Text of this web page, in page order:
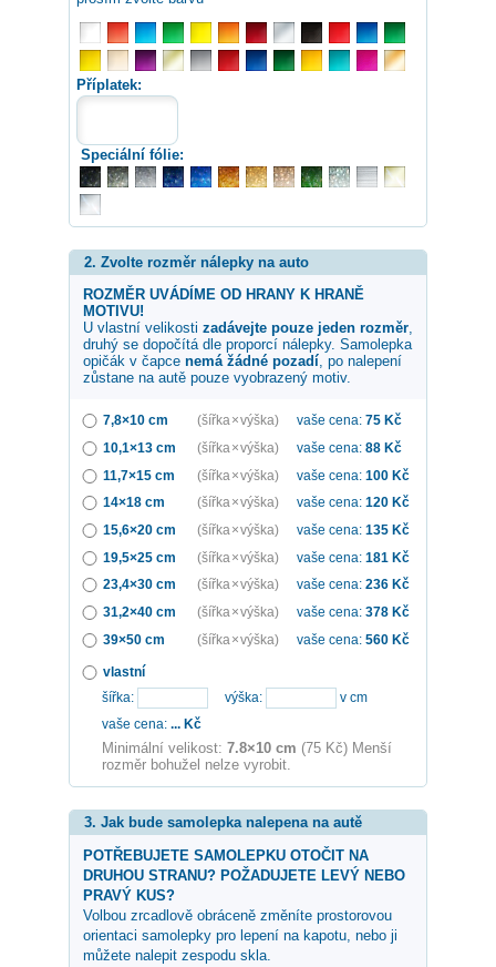
Příplatek:
Speciální fólie:
2. Zvolte rozměr nálepky na auto
ROZMĚR UVÁDÍME OD HRANY K HRANĚ
MOTIVU!
U vlastní velikosti zadávejte pouze jeden rozměr,
druhý se dopočítá dle proporcí nálepky. Samolepka
opičák v čapce nemá žádné pozadí, po nalepení
zůstane na autě pouze vyobrazený motiv.
7,8×10 cm (šířka × výška) vaše cena: 75 Kč
10,1×13 cm
(šířka × výška) vaše cena: 88 Kč
11,7×15 cm
(šířka × výška) vaše cena: 100 Kč
14×18 cm
(šířka × výška) vaše cena: 120 Kč
15,6×20 cm
(šířka × výška) vaše cena: 135 Kč
19,5×25 cm
(šířka × výška) vaše cena: 181 Kč
23,4×30 cm
(šířka × výška) vaše cena: 236 Kč
31,2×40 cm
(šířka × výška) vaše cena: 378 Kč
39×50 cm
(šířka × výška) vaše cena: 560 Kč
vlastní
šířka:
výška:
v cm
vaše cena: ... Kč
Minimální velikost: 7.8×10 cm (75 Kč) Menší
rozměr bohužel nelze vyrobit.
3. Jak bude samolepka nalepena na autě
POTŘEBUJETE SAMOLEPKU OTOČIT NA
DRUHOU STRANU? POŽADUJETE LEVÝ NEBO
PRAVÝ KUS?
Volbou zrcadlově obráceně změníte prostorovou
orientaci samolepky pro lepení na kapotu, nebo ji
můžete nalepit zespodu skla.